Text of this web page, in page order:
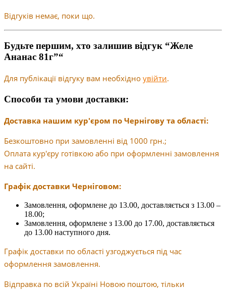
Відгуків немає, поки що.
Будьте першим, хто залишив відгук “Желе
Ананас 81г”“
Для публікації відгуку вам необхідно увійти.
Способи та умови доставки:
Доставка нашим кур'єром по Чернігову та області:
Безкоштовно при замовленні від 1000 грн.;
Оплата кур'єру готівкою або при оформленні замовлення
на сайті.
Графік доставки Черніговом:
Замовлення, оформлене до 13.00, доставляється з 13.00 –
18.00;
Замовлення, оформлене з 13.00 до 17.00, доставляється
до 13.00 наступного дня.
Графік доставки по області узгоджується під час
оформлення замовлення.
Відправка по всій Україні Новою поштою, тільки